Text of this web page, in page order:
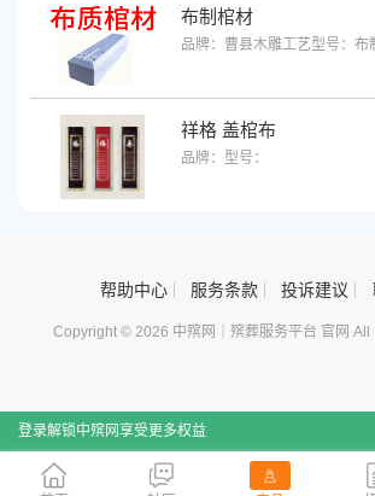
布制棺材
品牌：曹县木雕工艺型号：布
祥格 盖棺布
品牌： 型号：
帮助中心 服务条款 投诉建议
Copyright © 2026 中殡网｜殡葬服务平台 官网 All
登录解锁中殡网享受更多权益